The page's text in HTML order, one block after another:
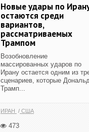
Новые удары по
остаются среди
вариантов,
рассматриваемых
Трампом
Возобновление
массированных ударов по
Ирану остается одним из
сценариев, которые
Трамп...
ИРАН США
473